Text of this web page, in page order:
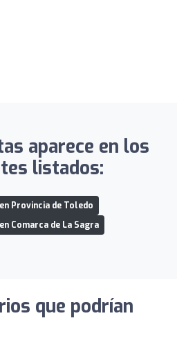
aparece en los
listados:
Provincia de Toledo
Comarca de La Sagra
que podrían